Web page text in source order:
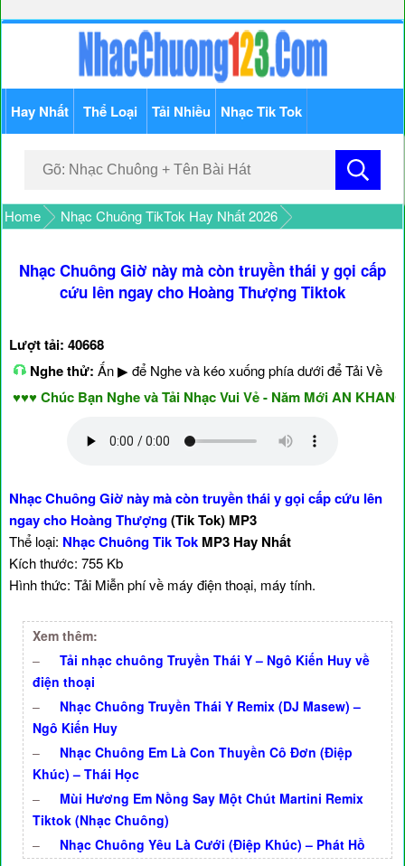
Hay Nhất Thể Loại Tải Nhiều Nhạc Tik Tok
Home Nhạc Chuông TikTok Hay Nhất 2026
Nhạc Chuông Giờ này mà còn truyền thái y gọi cấp
cứu lên ngay cho Hoàng Thượng Tiktok
Lượt tải: 40668
Nghe thử: Ấn ▶ để Nghe và kéo xuống phía dưới để Tải Về
Chúc Bạn Nghe và Tải Nhạc Vui Vẻ - Năm Mới AN KHANG &
Nhạc Chuông Giờ này mà còn truyền thái y gọi cấp cứu lên
ngay cho Hoàng Thượng(Tik Tok) MP3
Thể loại: Nhạc Chuông Tik Tok MP3 Hay Nhất
Kích thước: 755 Kb
Hình thức: Tải Miễn phí về máy điện thoại, máy tính.
Xem thêm:
–
Tải nhạc chuông Truyền Thái Y – Ngô Kiến Huy về
điện thoại
–
Nhạc Chuông Truyền Thái Y Remix (DJ Masew) –
Ngô Kiến Huy
–
Nhạc Chuông Em Là Con Thuyền Cô Đơn (Điệp
Khúc) – Thái Học
–
Mùi Hương Em Nồng Say Một Chút Martini Remix
Tiktok (Nhạc Chuông)
–
Nhạc Chuông Yêu Là Cưới (Điệp Khúc) – Phát Hồ